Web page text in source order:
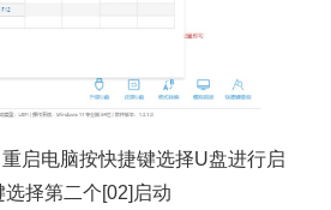
电脑按快捷键选择U盘进行启
择第二个[02]启动